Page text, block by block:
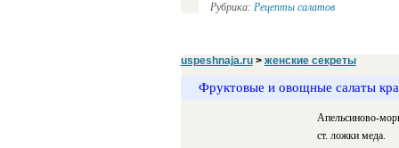
Рубрика: Рецепты салатов
uspeshnaja.ru> женские секреты
Фруктовые и овощные салаты
Апельсиново-
ст. ложки меда.